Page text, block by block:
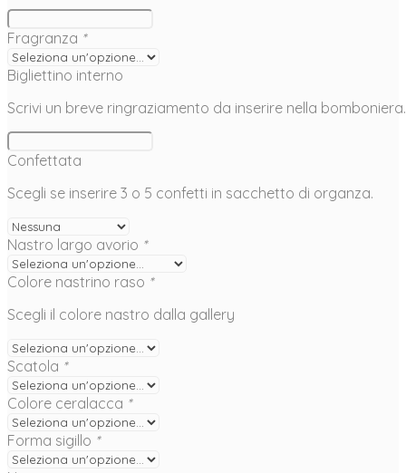
Fragranza *
Bigliettino interno
Scrivi un breve ringraziamento da inserire nella bomboniera.
Confettata
Scegli se inserire 3 o 5 confetti in sacchetto di organza.
Nastro largo avorio *
Colore nastrino raso *
Scegli il colore nastro dalla gallery
Scatola *
Colore ceralacca *
Forma sigillo *